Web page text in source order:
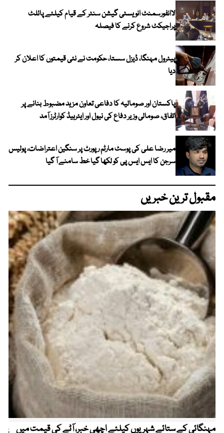
لاانفورسمنٹ انویسٹی گیشن سنٹر کے قیام کیلئے پائلٹ
پراجیکٹ شروع کرنے کا فیصلہ
پیٹرول مہنگا، ڈیزل سستا، حکومت نے نئی قیمتوں کا اعلان کر
دیا
پاکستان اور صومالیہ کا دفاعی تعاون مزید مضبوط بنانے پر
اتفاق، صومالی وزیر دفاع کی نیول اور ایئرہیڈ کوارٹرز آمد
میر رضا علی کی پوسٹ مارٹم رپورٹ پر سنگین اعتراضات، پولیس
سرجن کا ایس ایس پی کو لکھا گیا خط سامنے آ گیا
مقبول ترین خبریں
مہنگائی کے ستائے شہریوں کیلئے اچھی خبر، آٹے کی قیمت میں